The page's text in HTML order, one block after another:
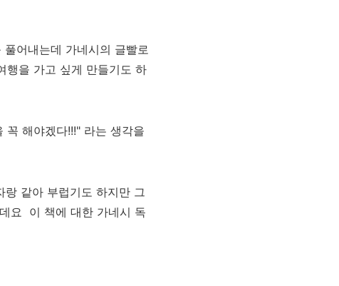
풀어내는데 가네시의 글빨로
행을 가고 싶게 만들기도 하
꼭 해야겠다!!!" 라는 생각을
랑 같아 부럽기도 하지만 그
요
이 책에 대한 가네시 독